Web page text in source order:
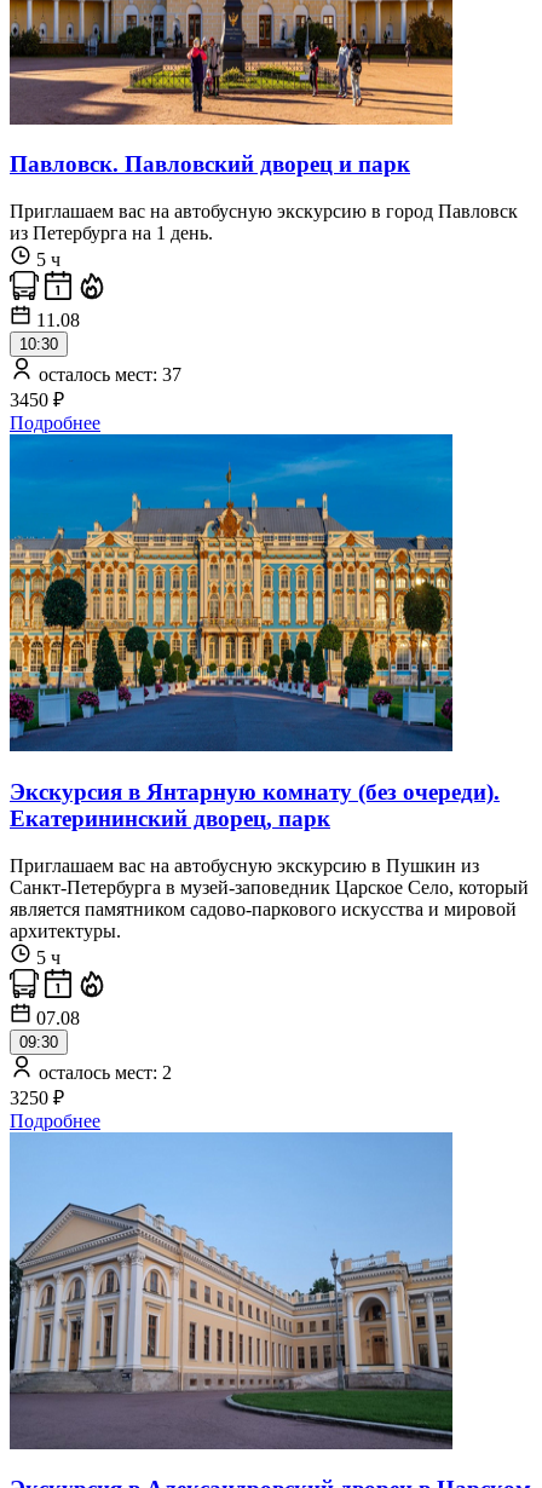
Павловск. Павловский дворец и парк
Приглашаем вас на автобусную экскурсию в город Павловск
из Петербурга на 1 день.
5 ч
11.08
10:30
осталось мест: 37
3450 ₽
Подробнее
Экскурсия в Янтарную комнату (без очереди).
Екатерининский дворец, парк
Приглашаем вас на автобусную экскурсию в Пушкин из
Санкт-Петербурга в музей-заповедник Царское Село, который
является памятником садово-паркового искусства и мировой
архитектуры.
5 ч
07.08
09:30
осталось мест: 2
3250 ₽
Подробнее